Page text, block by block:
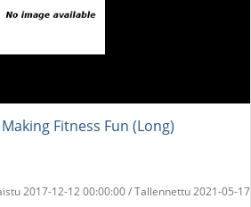
Fitness Fun (Long)
2017-12-12 00:00:00 / Tallennettu 2021-05-17